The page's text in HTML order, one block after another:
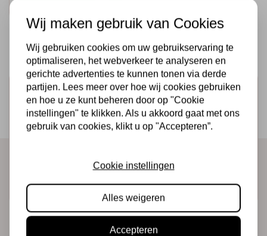
Schrijf je in voor de nieuwsbrief
Ontvang als eerste onze actie en nieuwe producten
direct in je mailbox!
Wij maken gebruik van Cookies
Wij gebruiken cookies om uw gebruikservaring te
optimaliseren, het webverkeer te analyseren en
gerichte advertenties te kunnen tonen via derde
partijen. Lees meer over hoe wij cookies gebruiken
en hoe u ze kunt beheren door op "Cookie
instellingen" te klikken. Als u akkoord gaat met ons
gebruik van cookies, klikt u op "Accepteren”.
Cookie instellingen
Alles weigeren
Accepteren